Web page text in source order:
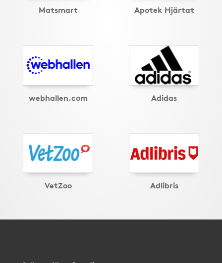
Matsmart Apotek Hjärtat
webhallen.com Adidas
VetZoo Adlibris